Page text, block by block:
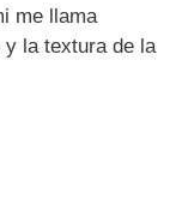
me llama
y la textura de la